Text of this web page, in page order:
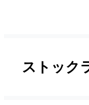
ストック